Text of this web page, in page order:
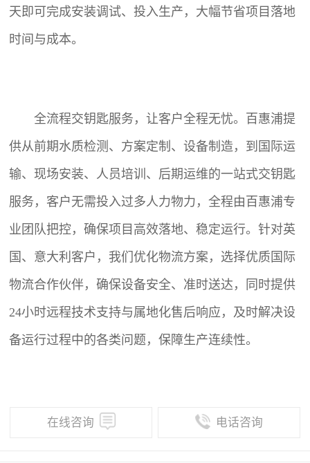
天即可完成安装调试、投入生产，大幅节省项目落地
时间与成本。
全流程交钥匙服务，让客户全程无忧。百惠浦提
供从前期水质检测、方案定制、设备制造，到国际运
输、现场安装、人员培训、后期运维的一站式交钥匙
服务，客户无需投入过多人力物力，全程由百惠浦专
业团队把控，确保项目高效落地、稳定运行。针对英
国、意大利客户，我们优化物流方案，选择优质国际
物流合作伙伴，确保设备安全、准时送达，同时提供
24小时远程技术支持与属地化售后响应，及时解决设
备运行过程中的各类问题，保障生产连续性。
在线咨询 电话咨询